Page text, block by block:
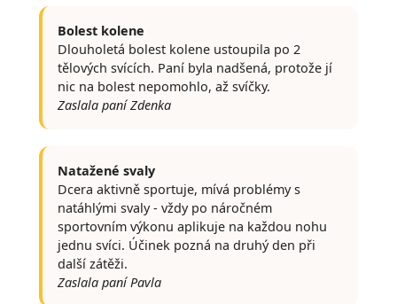
Bolest kolene
Dlouholetá bolest kolene ustoupila po 2
tělových svících. Paní byla nadšená, protože jí
nic na bolest nepomohlo, až svíčky.
Zaslala paní Zdenka
Natažené svaly
Dcera aktivně sportuje, mívá problémy s
natáhlými svaly - vždy po náročném
sportovním výkonu aplikuje na každou nohu
jednu svíci. Účinek pozná na druhý den při
další zátěži.
Zaslala paní Pavla